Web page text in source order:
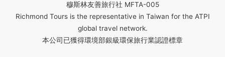
穆斯林友善旅行社 MFTA-005
Richmond Tours is the representative in Taiwan for the ATPI
global travel network.
本公司已獲得環境部銀級環保旅行業認證標章